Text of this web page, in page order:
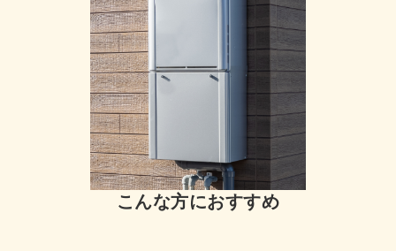
こんな方におすすめ